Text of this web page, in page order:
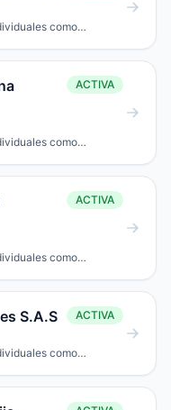
como
ACTIVA
como
ACTIVA
como
S.A.S ACTIVA
como